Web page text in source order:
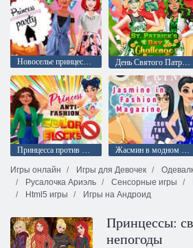
Новоселье принцессы Вечеринка День Святого Патрика Вызов
Принцесса против моды: Цветовые блоки Жасмин в модном журнале
Игры онлайн
Игры для Девочек
Русалочка Ариэль
Сенсорные игры
Html5 игры
Игры на Андроид
Принцессы:
непогоды